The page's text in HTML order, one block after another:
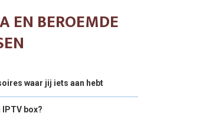
EN BEROEMDE
waar jij iets aan hebt
IPTV box?